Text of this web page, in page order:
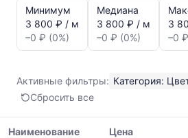
динамика
цен:
Тройник
минимальная,
медианная
максимальная
цена
Минимум
3 800 ₽ / м
–0 ₽ (0%)
Медиана
3 800 ₽ / м
–0 ₽ (0%)
3
–0
Активные фильтры: Категория:
Сбросить все
Наименование Цена